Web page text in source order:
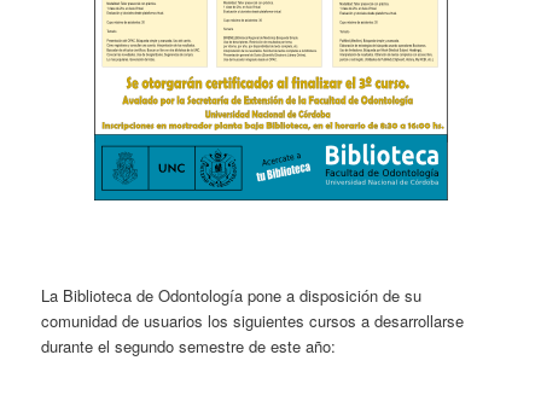
La Biblioteca de Odontología pone a disposición de su
comunidad de usuarios los siguientes cursos a desarrollarse
durante el segundo semestre de este año: